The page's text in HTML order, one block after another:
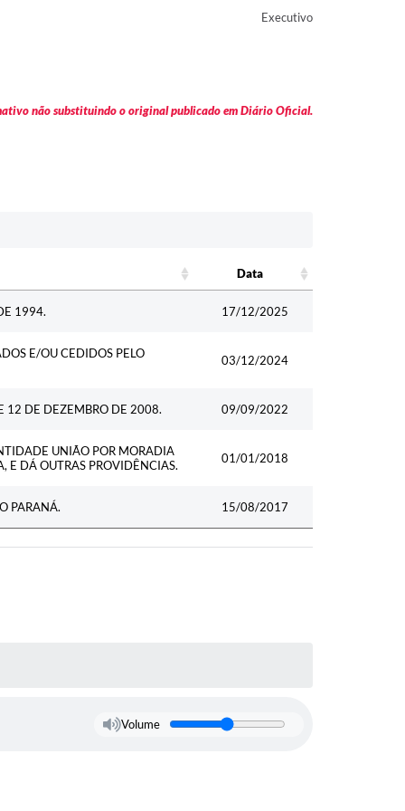
Executivo
não substituindo o original publicado em Diário Oficial.
Data
1994. 17/12/2025
E/OU CEDIDOS PELO
03/12/2024
12 DE DEZEMBRO DE 2008. 09/09/2022
UNIÃO POR MORADIA
E DÁ OUTRAS PROVIDÊNCIAS.
01/01/2018
PARANÁ. 15/08/2017
Volume